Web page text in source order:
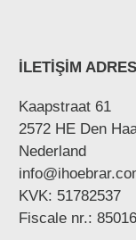
İLETİŞİM ADRESİ
Kaapstraat 61
2572 HE Den
Nederland
KVK: 51782537
Fiscale nr.: